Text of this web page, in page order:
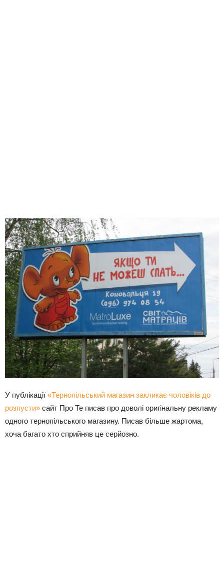
У публікації «Тернопільський магазин закликає чоловіків до
розпусти» сайт Про Те писав про доволі оригінальну рекламу
одного тернопільського магазину. Писав більше жартома,
хоча багато хто сприйняв це серйозно.